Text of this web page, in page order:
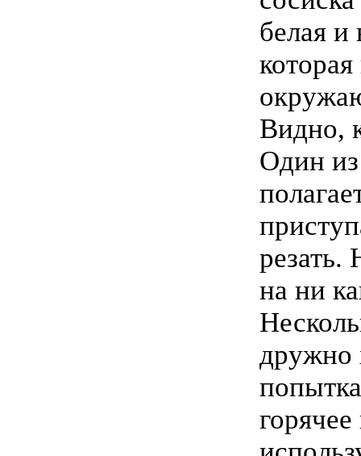
белая и
Видно,
Один из
резать.
на ни
дружно